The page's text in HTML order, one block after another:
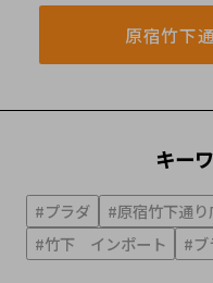
原宿竹下
キー
#プラダ #原宿竹下通り
#竹下 インポート
#ブ